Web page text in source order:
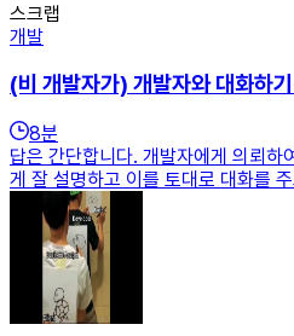
스크랩
개발
(비 개발자가) 개발자와 대화하기
8분
답은 간단합니다. 개발자에게 의뢰하
게 잘 설명하고 이를 토대로 대화를